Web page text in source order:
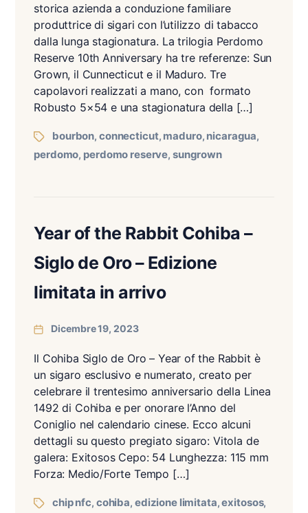
storica azienda a conduzione familiare
produttrice di sigari con l’utilizzo di tabacco
dalla lunga stagionatura. La trilogia Perdomo
Reserve 10th Anniversary ha tre referenze: Sun
Grown, il Cunnecticut e il Maduro. Tre
capolavori realizzati a mano, con formato
Robusto 5×54 e una stagionatura della […]
bourbon,connecticut, maduro, nicaragua,
perdomo, perdomo reserve,sungrown
Year of the Rabbit Cohiba –
Siglo de Oro – Edizione
limitata in arrivo
Dicembre 19, 2023
Il Cohiba Siglo de Oro – Year of the Rabbit è
un sigaro esclusivo e numerato, creato per
celebrare il trentesimo anniversario della Linea
1492 di Cohiba e per onorare l’Anno del
Coniglio nel calendario cinese. Ecco alcuni
dettagli su questo pregiato sigaro: Vitola de
galera: Exitosos Cepo: 54 Lunghezza: 115 mm
Forza: Medio/Forte Tempo […]
chip nfc, cohiba, edizione limitata,exitosos,